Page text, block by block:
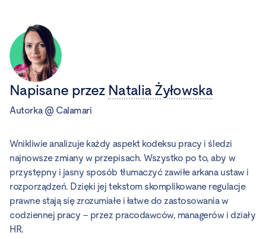
Napisane przez Natalia Żyłowska
Autorka@ Calamari
Wnikliwie analizuje każdy aspekt kodeksu pracy i śledzi
najnowsze zmiany w przepisach. Wszystko po to, aby w
przystępny i jasny sposób tłumaczyć zawiłe arkana ustaw i
rozporządzeń. Dzięki jej tekstom skomplikowane regulacje
prawne stają się zrozumiałe i łatwe do zastosowania w
codziennej pracy – przez pracodawców, managerów i działy
HR.